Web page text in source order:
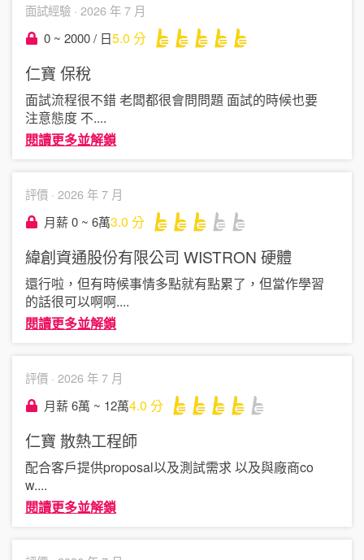
面試經驗 · 2026 年 7 月
0 ~ 2000 / 日5.0 分
仁寶 保稅
面試流程很不錯 老闆都很會問問題 面試的時候也要
注意態度 不....
閱讀更多並解鎖
評價 · 2026 年 7 月
月薪 0 ~ 6萬3.0 分
緯創資通股份有限公司 WISTRON 硬體
還行啦，但有時候事情多點就有點累了，但當作學習
的話很可以啊啊....
閱讀更多並解鎖
評價 · 2026 年 7 月
月薪 6萬 ~ 12萬4.0 分
仁寶 散熱工程師
配合客戶提供proposal以及測試需求 以及與廠商co
w....
閱讀更多並解鎖